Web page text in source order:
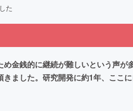
た
金銭的に継続が難しいという声が
ました。研究開発に約1年、ここ